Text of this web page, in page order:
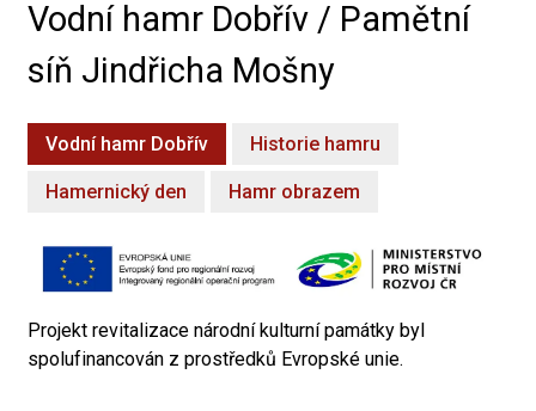
Vodní hamr Dobřív / Pamětní
síň Jindřicha Mošny
Vodní hamr Dobřív Historie hamru
Hamernický den Hamr obrazem
Projekt revitalizace národní kulturní památky byl
spolufinancován z prostředků Evropské unie.